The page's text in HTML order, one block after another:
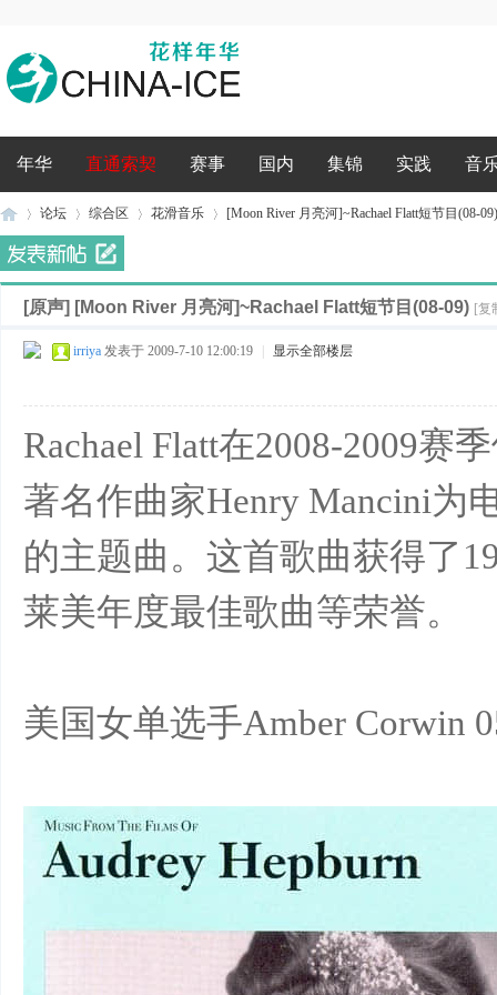
年华 直通索契 赛事 国内 集锦 实践 音
论坛 综合区 花滑音乐
›
[Moon River 月亮河]~Rachael Flatt短节目(08-09)
[原声] [Moon River 月亮河]~Rachael Flatt短节目(08-09) [复
irriya 发表于 2009-7-10 12:00:19 显示全部楼层
Rachael Flatt在2008-2009赛
著名作曲家Henry Mancini为
的主题曲。这首歌曲获得了
莱美年度最佳歌曲等荣誉。
美国女单选手Amber Corwin